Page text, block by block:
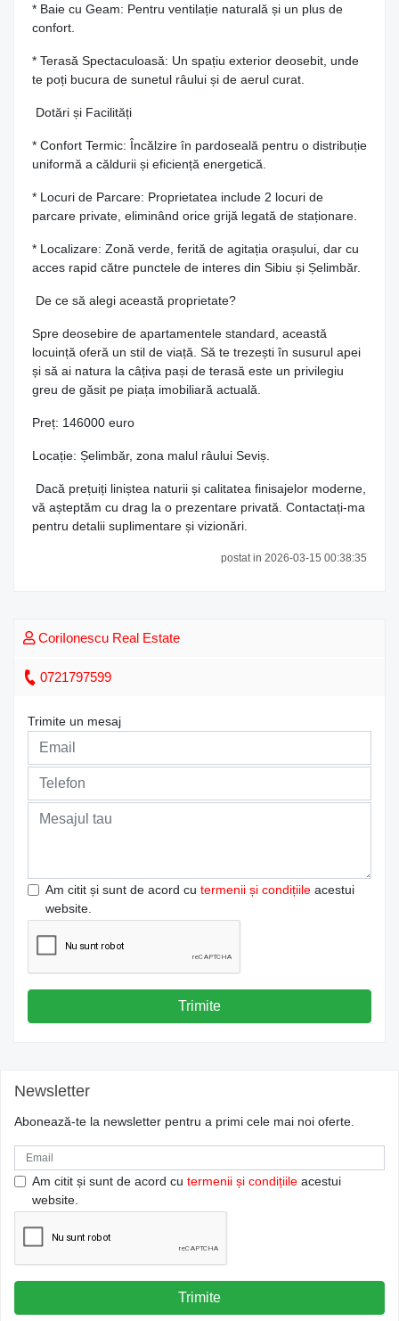
* Baie cu Geam: Pentru ventilație naturală și un plus de
confort.
* Terasă Spectaculoasă: Un spațiu exterior deosebit, unde
te poți bucura de sunetul râului și de aerul curat.
Dotări și Facilități
* Confort Termic: Încălzire în pardoseală pentru o distribuție
uniformă a căldurii și eficiență energetică.
* Locuri de Parcare: Proprietatea include 2 locuri de
parcare private, eliminând orice grijă legată de staționare.
* Localizare: Zonă verde, ferită de agitația orașului, dar cu
acces rapid către punctele de interes din Sibiu și Șelimbăr.
De ce să alegi această proprietate?
Spre deosebire de apartamentele standard, această
locuință oferă un stil de viață. Să te trezești în susurul apei
și să ai natura la câțiva pași de terasă este un privilegiu
greu de găsit pe piața imobiliară actuală.
Preț: 146000 euro
Locație: Șelimbăr, zona malul râului Seviș.
Dacă prețuiți liniștea naturii și calitatea finisajelor moderne,
vă așteptăm cu drag la o prezentare privată. Contactați-ma
pentru detalii suplimentare și vizionări.
postat in 2026-03-15 00:38:35
CoriIonescu Real Estate
0721797599
Trimite un mesaj
Am citit și sunt de acord cu termenii și condițiile acestui
website.
Trimite
Newsletter
Abonează-te la newsletter pentru a primi cele mai noi oferte.
Am citit și sunt de acord cu termenii și condițiile acestui
website.
Trimite